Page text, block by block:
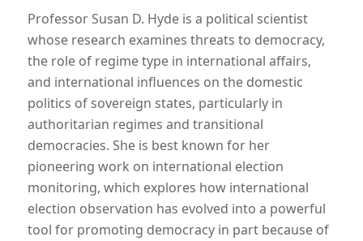
Professor Susan D. Hyde is a political scientist
whose research examines threats to democracy,
the role of regime type in international affairs,
and international influences on the domestic
politics of sovereign states, particularly in
authoritarian regimes and transitional
democracies. She is best known for her
pioneering work on international election
monitoring, which explores how international
election observation has evolved into a powerful
tool for promoting democracy in part because of